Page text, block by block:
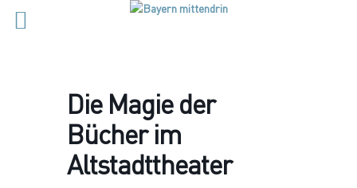
Die Magie der
Bücher im
Altstadttheater